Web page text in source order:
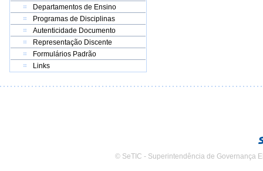
Departamentos de Ensino
Programas de Disciplinas
Autenticidade Documento
Representação Discente
Formulários Padrão
Links
© SeTIC - Superintendência de Governança